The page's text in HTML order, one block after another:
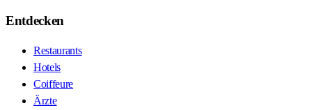
Entdecken
Restaurants
Hotels
Coiffeure
Ärzte